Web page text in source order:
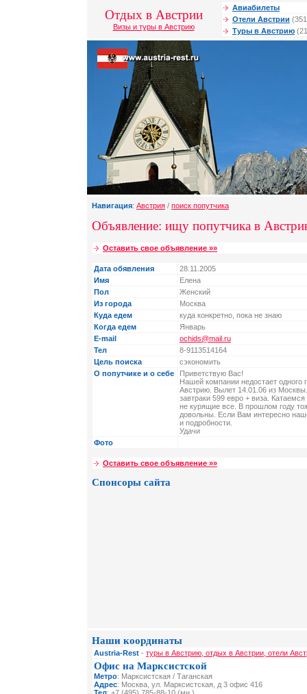
Отдых в Австрии
Визы и туры в Австрию
Авиабилеты
Отели Австрии
Туры в Австрию
Навигация: Австрия / поиск попутчика
Объявление: ищу попутчика в
Оставить свое объявление »»
Дата обявления
28.11.2005
Имя
Елена
Пол
Женский
Из города
Москва
Куда едем
куда конкретно, пока не знаю
Когда едем
Январь
E-mail
ochids@mail.ru
Тел
8-9113514164
Цель поиска
сэкономить
О попутчике и о себе
Приветствую Вас!
Нашей компании недостает одного
Австрию. Вылет 14.01.06 из
завтраки 599 евро + виза.
не курящие все. В прошлом году
довольны. Если Вам интересно
и подробности.
Удачи
Фото
Оставить свое объявление »»
Спонсоры сайта
Наши координаты
Austria-Rest - туры в Австрию, отдых в Австрии, отели
Офис на Марксистской
Метро: Марксистская / Таганская
Адрес: Москва, ул. Марксистская, д 3 офис 416